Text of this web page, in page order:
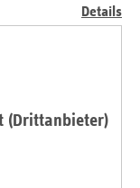
Details
(Drittanbieter)
bei seinen
die
des
des